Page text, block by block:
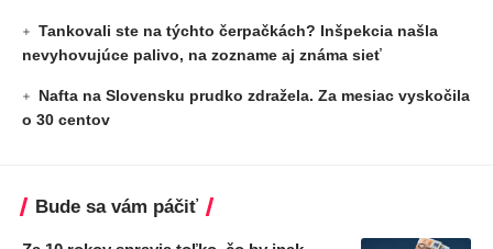
Tankovali ste na týchto čerpačkách? Inšpekcia našla
nevyhovujúce palivo, na zozname aj známa sieť
Nafta na Slovensku prudko zdražela. Za mesiac vyskočila
o 30 centov
Bude sa vám páčiť